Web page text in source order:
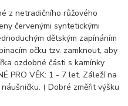
z netradičního růžového
červenými syntetickými
dětským zapínáním
očku tzv. zamknout, aby
ozdobné části s kamínky
PRO VĚK: 1 - 7 let. Záleží na
( Dobré změřit výšku